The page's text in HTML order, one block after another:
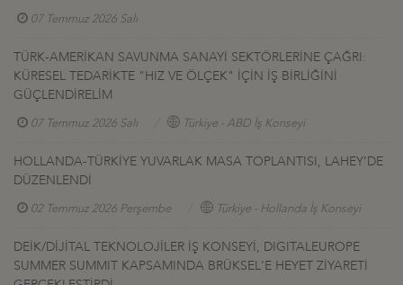
07 Temmuz 2026 Salı
TÜRK-AMERİKAN SAVUNMA SANAYİ SEKTÖRLERİNE ÇAĞRI:
KÜRESEL TEDARİKTE "HIZ VE ÖLÇEK" İÇİN İŞ BİRLİĞİNİ
GÜÇLENDİRELİM
07 Temmuz 2026 Salı Türkiye - ABD İş Konseyi
HOLLANDA-TÜRKİYE YUVARLAK MASA TOPLANTISI, LAHEY’DE
DÜZENLENDİ
02 Temmuz 2026 Perşembe Türkiye - Hollanda İş Konseyi
DEİK/DİJİTAL TEKNOLOJİLER İŞ KONSEYİ, DIGITALEUROPE
SUMMER SUMMIT KAPSAMINDA BRÜKSEL'E HEYET ZİYARETİ